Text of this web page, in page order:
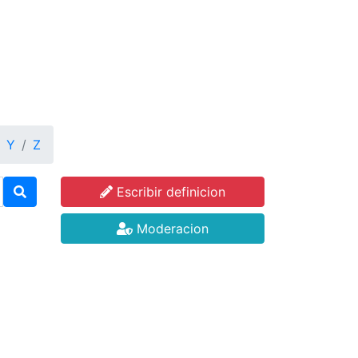
Y Z
Escribir definicion
Moderacion